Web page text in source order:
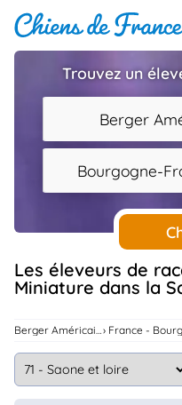
Chiots
Éleveurs
Étalons
Chiens
Services
..
Assurances
Trouvez un
Berger
Bourgogne-
Les éleveurs de race Berger Américain
Miniature dans la
Berger Américain Miniature